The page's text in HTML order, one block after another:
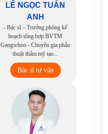
LÊ NGỌC TUẤN
ANH
- Bác sĩ – Trưởng phòng kế
hoạch tổng hợp BVTM
Gangwhoo - Chuyên gia phẫu
thuật thẩm mỹ tạo...
Bác sĩ tư vấn